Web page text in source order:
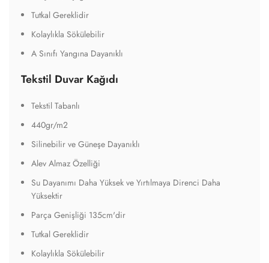
Tutkal Gereklidir
Kolaylıkla Sökülebilir
A Sınıfı Yangına Dayanıklı
Tekstil Duvar Kağıdı
Tekstil Tabanlı
440gr/m2
Silinebilir ve Güneşe Dayanıklı
Alev Almaz Özelliği
Su Dayanımı Daha Yüksek ve Yırtılmaya Direnci Daha
Yüksektir
Parça Genişliği 135cm'dir
Tutkal Gereklidir
Kolaylıkla Sökülebilir